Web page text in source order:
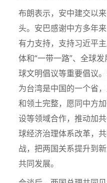
布朗表示，安中建交以
头。安巴感谢中方多年
有力支持，支持习近平
体和“一带一路”、全球
球文明倡议等重要倡议
为台湾是中国的一个省
和领土完整，愿同中方
设等领域合作，推动加
球经济治理体系改革，
战，把两国关系提升到
共同发展。